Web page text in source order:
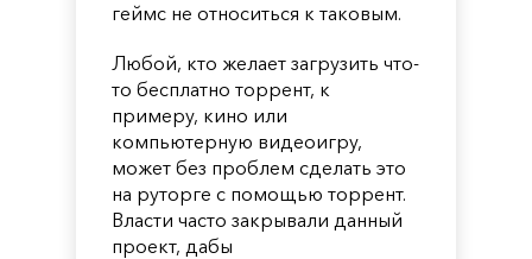
геймс не относиться к таковым.
Любой, кто желает загрузить что-
то бесплатно торрент, к
примеру, кино или
компьютерную видеоигру,
может без проблем сделать это
на руторге с помощью торрент.
Власти часто закрывали данный
проект, дабы